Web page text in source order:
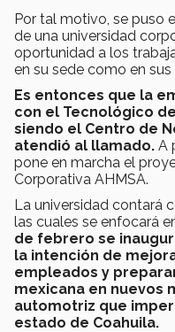
Por tal motivo, se puso
de una universidad
oportunidad a los
en su sede como en sus
Es entonces que la
con el Tecnológico
siendo el Centro de
atendió al llamado. A
pone en marcha el
Corporativa AHMSA.
La universidad contará
las cuales se enfocará
de febrero se
la intención de
empleados y
mexicana en nuevos
automotriz que
estado de Coahuila.